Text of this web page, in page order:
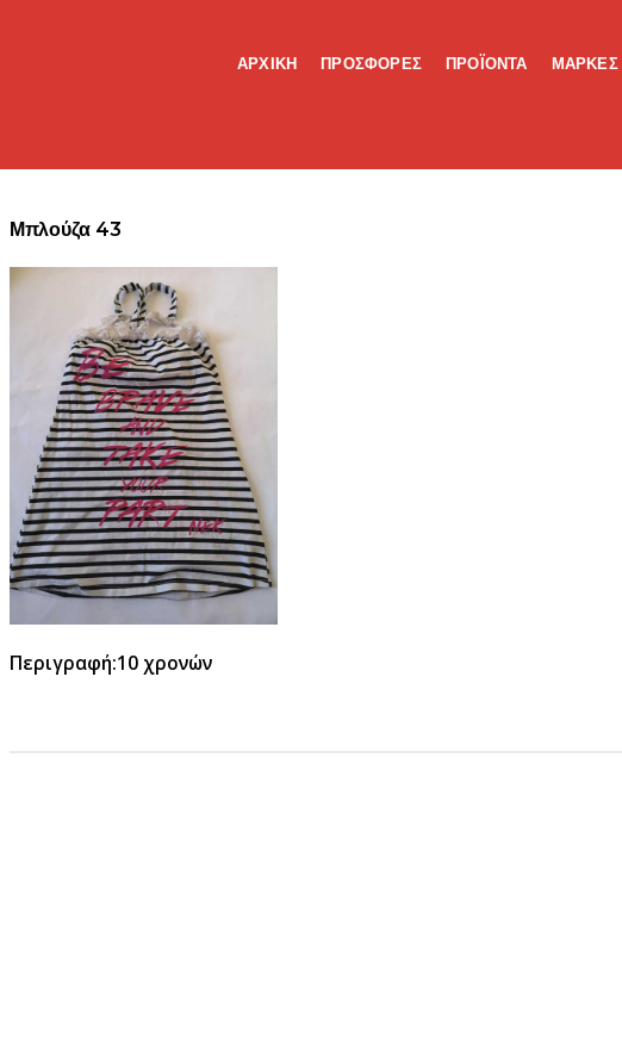
ΑΡΧΙΚΗ ΠΡΟΣΦΟΡΕΣ ΠΡΟΪΟΝΤΑ ΜΑΡΚΕΣ
Μπλούζα 43
Περιγραφή:10 χρονών